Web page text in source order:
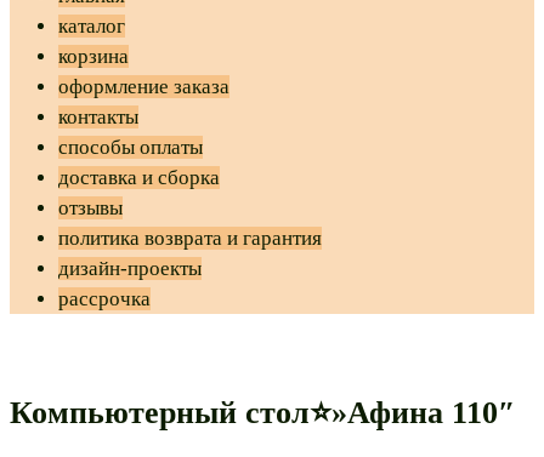
каталог
корзина
оформление заказа
контакты
способы оплаты
доставка и сборка
отзывы
политика возврата и гарантия
дизайн-проекты
рассрочка
Компьютерный стол⭐»Афина 110″